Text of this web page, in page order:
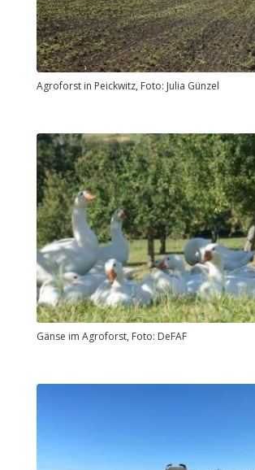
Agroforst in Peickwitz, Foto: Julia Günzel
Gänse im Agroforst, Foto: DeFAF